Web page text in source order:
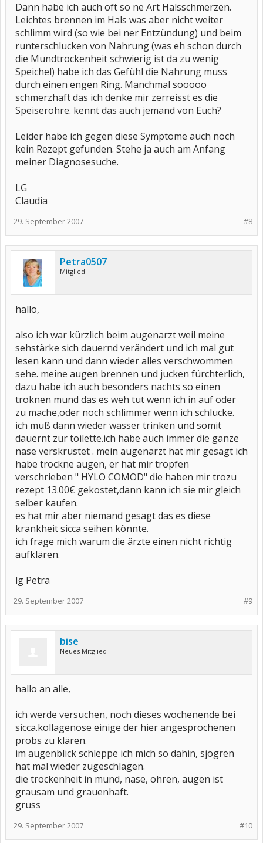
Dann habe ich auch oft so ne Art Halsschmerzen.
Leichtes brennen im Hals was aber nicht weiter
schlimm wird (so wie bei ner Entzündung) und beim
runterschlucken von Nahrung (was eh schon durch
die Mundtrockenheit schwierig ist da zu wenig
Speichel) habe ich das Gefühl die Nahrung muss
durch einen engen Ring. Manchmal sooooo
schmerzhaft das ich denke mir zerreisst es die
Speiseröhre. kennt das auch jemand von Euch?
Leider habe ich gegen diese Symptome auch noch
kein Rezept gefunden. Stehe ja auch am Anfang
meiner Diagnosesuche.
LG
Claudia
#8
29. September 2007
Petra0507
Mitglied
hallo,
also ich war kürzlich beim augenarzt weil meine
sehstärke sich dauernd verändert und ich mal gut
lesen kann und dann wieder alles verschwommen
sehe. meine augen brennen und jucken fürchterlich,
dazu habe ich auch besonders nachts so einen
troknen mund das es weh tut wenn ich in auf oder
zu mache,oder noch schlimmer wenn ich schlucke.
ich muß dann wieder wasser trinken und somit
dauernt zur toilette.ich habe auch immer die ganze
nase verskrustet . mein augenarzt hat mir gesagt ich
habe trockne augen, er hat mir tropfen
verschrieben " HYLO COMOD" die haben mir trozu
rezept 13.00€ gekostet,dann kann ich sie mir gleich
selber kaufen.
es hat mir aber niemand gesagt das es diese
krankheit sicca seihen könnte.
ich frage mich warum die ärzte einen nicht richtig
aufklären.
lg Petra
#9
29. September 2007
bise
Neues Mitglied
hallo an alle,
ich werde versuchen, noch dieses wochenende bei
sicca.kollagenose einige der hier angesprochenen
probs zu klären.
im augenblick schleppe ich mich so dahin, sjögren
hat mal wieder zugeschlagen.
die trockenheit in mund, nase, ohren, augen ist
grausam und grauenhaft.
gruss
#10
29. September 2007